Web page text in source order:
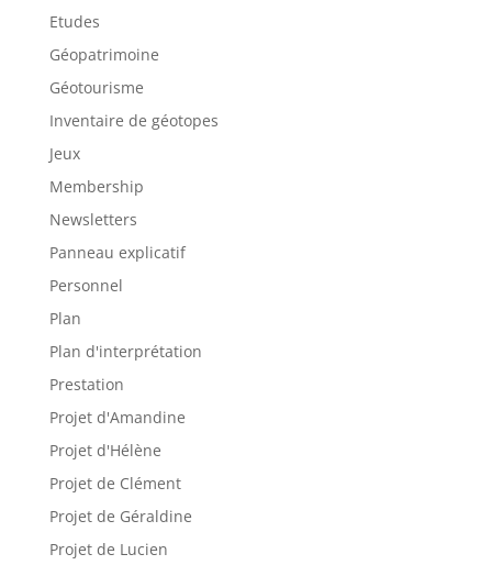
Etudes
Géopatrimoine
Géotourisme
Inventaire de géotopes
Jeux
Membership
Newsletters
Panneau explicatif
Personnel
Plan
Plan d'interprétation
Prestation
Projet d'Amandine
Projet d'Hélène
Projet de Clément
Projet de Géraldine
Projet de Lucien